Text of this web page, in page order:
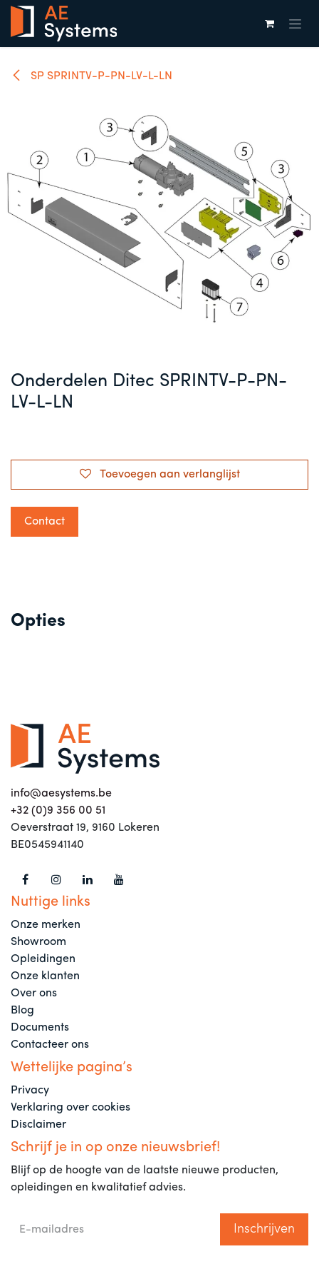
Overslaan naar inhoud
SP SPRINTV-P-PN-LV-L-LN
Onderdelen Ditec SPRINTV-P-PN-
LV-L-LN
Toevoegen aan verlanglijst
Contact
Opties
info@aesystems.be
+32 (0)9 356 00 51
Oeverstraat 19, 9160 Lokeren
BE0545941140
Nuttige links
Onze merken
Showroom
Opleidingen
Onze klanten
Over ons
Blog
Documents
Contacteer ons
Wettelijke pagina’s
Privacy
Verklaring over cookies
Disclaimer
Schrijf je in op onze nieuwsbrief!
Blijf op de hoogte van de laatste nieuwe producten,
opleidingen en kwalitatief advies.
Inschrijven